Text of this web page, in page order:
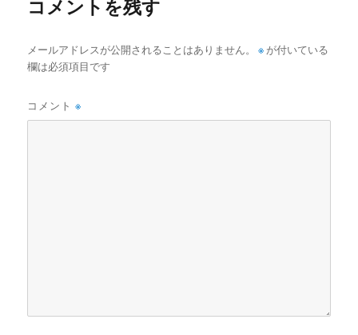
コメントを残す
メールアドレスが公開されることはありません。 ※ が付いている
欄は必須項目です
コメント※